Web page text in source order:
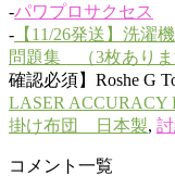
-パワプロサクセス
- 【11/26発送】洗濯
問題集 （3枚ありま
確認必須】Roshe G
LASER ACCURACY
掛け布団 日本製,
コメント一覧